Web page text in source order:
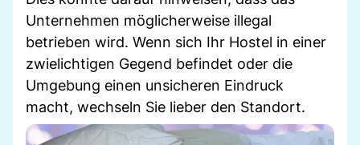
Unternehmen möglicherweise illegal
betrieben wird. Wenn sich Ihr Hostel in einer
zwielichtigen Gegend befindet oder die
Umgebung einen unsicheren Eindruck
macht, wechseln Sie lieber den Standort.